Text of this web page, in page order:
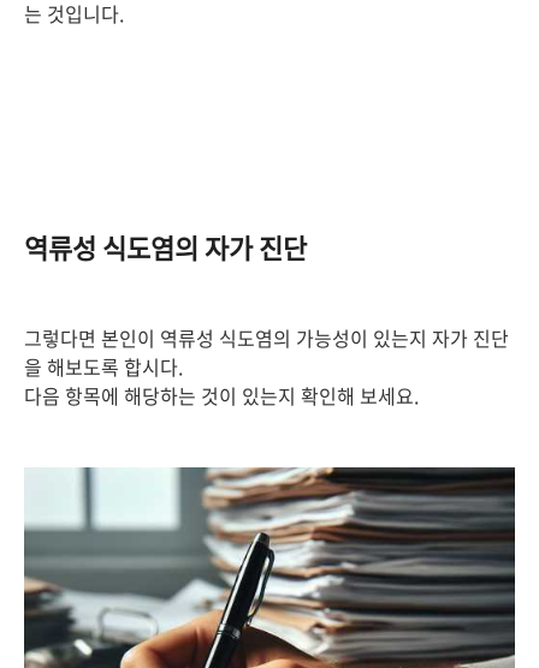
는 것입니다.
역류성 식도염의 자가 진단
그렇다면 본인이 역류성 식도염의 가능성이 있는지 자가 진단
을 해보도록 합시다.
다음 항목에 해당하는 것이 있는지 확인해 보세요.